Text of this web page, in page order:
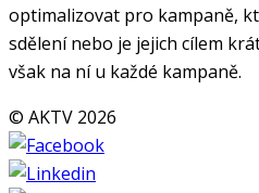
optimalizovat pro kampaně,
sdělení nebo je jejich cílem
však na ní u každé kampaně.
© AKTV 2026